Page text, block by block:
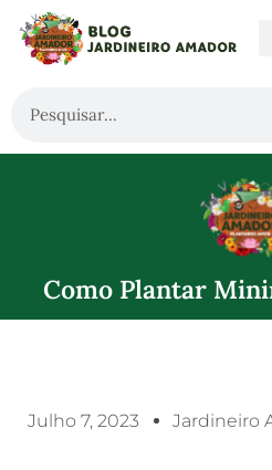
Como Plantar
Julho 7, 2023 Jardineiro